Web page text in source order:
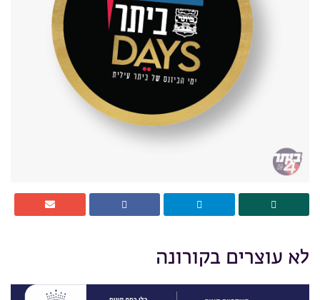
לא עוצרים בקורונה